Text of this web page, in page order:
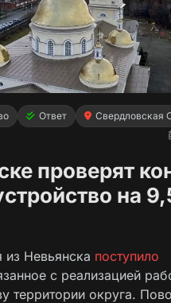
Ответ
Свердловская
проверят
на
из Невьянска поступило
с реализацией
территории округа.